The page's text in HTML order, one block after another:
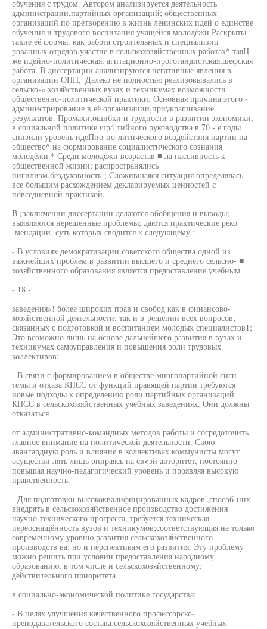
обучения с трудом. Автором анализируется деятельность
администрации,партийных организаций; общественных
организаций по претворению в жизнь ленинских идей о единстве
обучения и трудового воспитания учащейся молодёжи Раскрыты
такие её формы, как работа строительных и специализиц
рованных отрядов,участие в сельскохозяйственных работах^ таяЦ
же идейно-политическая, агитационно-прогогандистская,шефская
работа. В диссертации анализируются негативные явления в
организации ОПП,' Далеко не полностью реализовывались в
сельско-« хозяйственных вузах и техникумах возможности
общественно-политической практики. Основная причина этого -
администрирование в её организации,приукрашивание
результатов. Промахи,ошибки и трудности в развитии экономики,
в социальной политике шр4 тийного руководства в 70 - е годы
снизили уровень идеПно-по-литического воздействия партии на
общество^ на формирование социалистического сознания
молодёжи.* Среди молодёжи возрастав ■ ла пассивность к
общественной жизни; распространялись
нигилизм,бездуховность-; Сложившаяся ситуация определялась
все большим расхождением декларируемых ценностей с
повседневной практикой, .
В ¡заключении диссертации делаются обобщения и выводы;
выявляются нерешенные проблемы; даются практические реко
-мендации, суть которых сводится к следующему':
- В условиях демократизации советского общества одной из
важнейших проблем в развитии высшего и среднего сельсно- ■
хозяйственного образования является предоставление учебным
- 18 -
заведения»! более широких прав и свобод как в финансово-
хозяйственной деятельности; так и в-решении всех вопросов;
связанных с подготовкой и воспитанием молодых специалистов1;'
Это возможно лишь на основе дальнейшего развития в вузах и
техникумах самоуправления и повышения роли трудовых
коллективов;
- В связи с формированием в обществе многопартийной сисн
темы и отказа КПСС от функций правящей партии требуются
новые подходы к определению роли партийных организаций
КПСС в сельскохозяйственных учебных заведениях. Они должны
отказаться
от административно-командных методов работы и сосредоточить
главное внимание на политической деятельности. Свою
авангардную роль и влияние в коллективах коммунисты могут
осуществи лять лишь опираясь на св<зй авторитет, постоянно
повышая научно-педагогический уровень и проявляя высокую
нравственность.
- Для подготовки высококвалифицированных кадров',способ-ннх
внедрять в сельскохозяйственное производство достижения
научно-технического прогресса, требуется техническая
переоснащённость вузов и техникумов;соответствующая не только
современному уровню развития сельскохозяйственного
производств ва; но и перспективам его развития. Эту проблему
можно решить при условии предоставления народному
образованию, в том числе и сельскохозяйственному;
действительного приоритета
в социально-экономической политике государства;
- В целях улучшения качественного профессорско-
преподавательского состава сельскохозяйственных учебных